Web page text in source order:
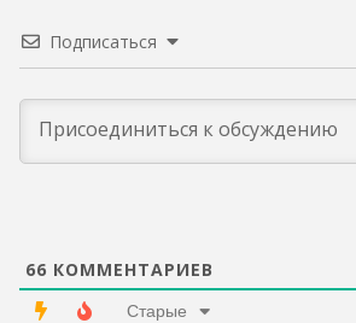
Подписаться
66 КОММЕНТАРИЕВ
Старые